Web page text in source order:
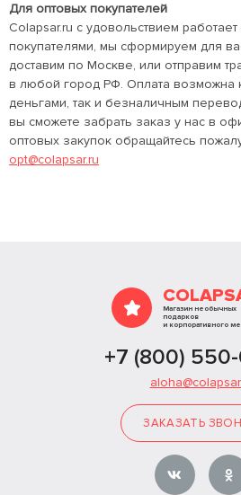
Для оптовых покупателей
Colapsar.ru с удовольствием
покупателями, мы сформируем для
доставим по Москве, или отправим
в любой город РФ. Оплата возможна
деньгами, так и безналичным
вы сможете забрать заказ у нас в
оптовых закупок обращайтесь
opt@colapsar.ru
Магазин необычных
подарков
и корпоративного
+7 (800)
ЗАКАЗАТЬ